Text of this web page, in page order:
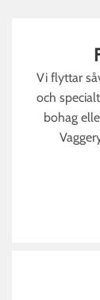
Vi flyttar
och
bohag